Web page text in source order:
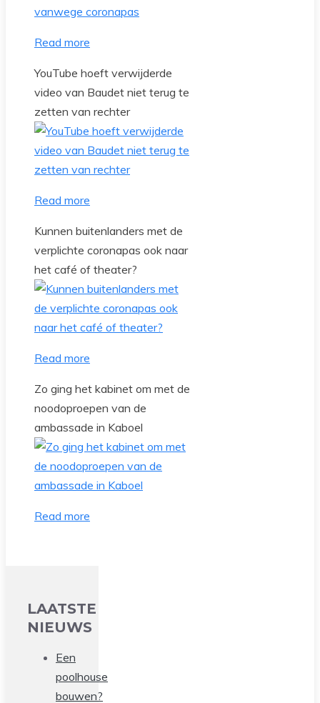
Read more
YouTube hoeft verwijderde
video van Baudet niet terug te
zetten van rechter
Read more
Kunnen buitenlanders met de
verplichte coronapas ook naar
het café of theater?
Read more
Zo ging het kabinet om met de
noodoproepen van de
ambassade in Kaboel
Read more
LAATSTE
NIEUWS
Een
poolhouse
bouwen?